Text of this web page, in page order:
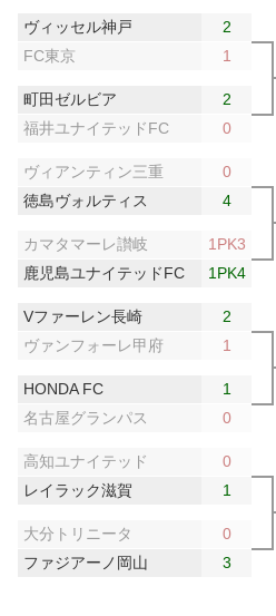
ヴィッセル神戸
2
FC東京
1
町田ゼルビア
2
福井ユナイテッドFC
0
ヴィアンティン三重
0
徳島ヴォルティス
4
カマタマーレ讃岐
1PK3
鹿児島ユナイテッドFC
1PK4
Vファーレン長崎
2
ヴァンフォーレ甲府
1
HONDA FC
1
名古屋グランパス
0
高知ユナイテッド
0
レイラック滋賀
1
大分トリニータ
0
ファジアーノ岡山
3